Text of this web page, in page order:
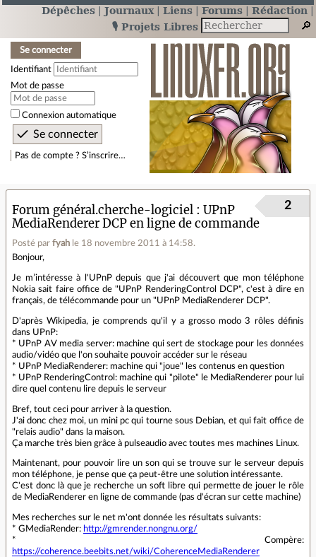
Dépêches Journaux Liens Forums
Rédaction
🎙️ Projets Libres
Se connecter
Identifiant
Mot de passe
Connexion automatique
Pas de compte ? S’inscrire…
Forum général.cherche-logiciel
UPnP
MediaRenderer DCP en ligne de commande
Posté par fyah le 18 novembre 2011 à 14:58.
2
Bonjour,
Je m’intéresse à l'UPnP depuis que j'ai découvert que mon téléphone
Nokia sait faire office de "UPnP RenderingControl DCP", c'est à dire en
français, de télécommande pour un "UPnP MediaRenderer DCP".
D'après Wikipedia, je comprends qu'il y a grosso modo 3 rôles définis
dans UPnP:
* UPnP AV media server: machine qui sert de stockage pour les données
audio/vidéo que l'on souhaite pouvoir accéder sur le réseau
* UPnP MediaRenderer: machine qui "joue" les contenus en question
* UPnP RenderingControl: machine qui "pilote" le MediaRenderer pour lui
dire quel contenu lire depuis le serveur
Bref, tout ceci pour arriver à la question.
J'ai donc chez moi, un mini pc qui tourne sous Debian, et qui fait office de
"relais audio" dans la maison.
Ça marche très bien grâce à pulseaudio avec toutes mes machines Linux.
Maintenant, pour pouvoir lire un son qui se trouve sur le serveur depuis
mon téléphone, je pense que ça peut-être une solution intéressante.
C'est donc là que je recherche un soft libre qui permette de jouer le rôle
de MediaRenderer en ligne de commande (pas d'écran sur cette machine)
Mes recherches sur le net m'ont donnée les résultats suivants:
* GMediaRender: http://gmrender.nongnu.org/
* Compère:
https://coherence.beebits.net/wiki/CoherenceMediaRenderer